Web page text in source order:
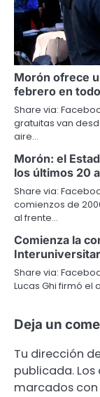
Morón ofrece
febrero en
Share via:
gratuitas van
aire…
Morón: el
los últimos 20
Share via:
comienzos de
al frente…
Comienza la
Share via:
Lucas Ghi firmó
Deja un
Tu dirección
publicada.
marcados con